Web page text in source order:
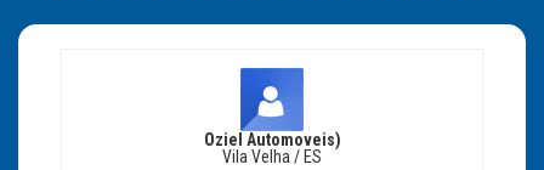
Oziel Automoveis)
Vila Velha / ES